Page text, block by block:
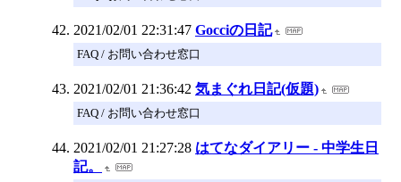
2021/02/01 22:31:47 Gocciの日記
FAQ / お問い合わせ窓口
2021/02/01 21:36:42 気まぐれ日記(仮題)
FAQ / お問い合わせ窓口
2021/02/01 21:27:28 はてなダイアリー - 中学生日
記。